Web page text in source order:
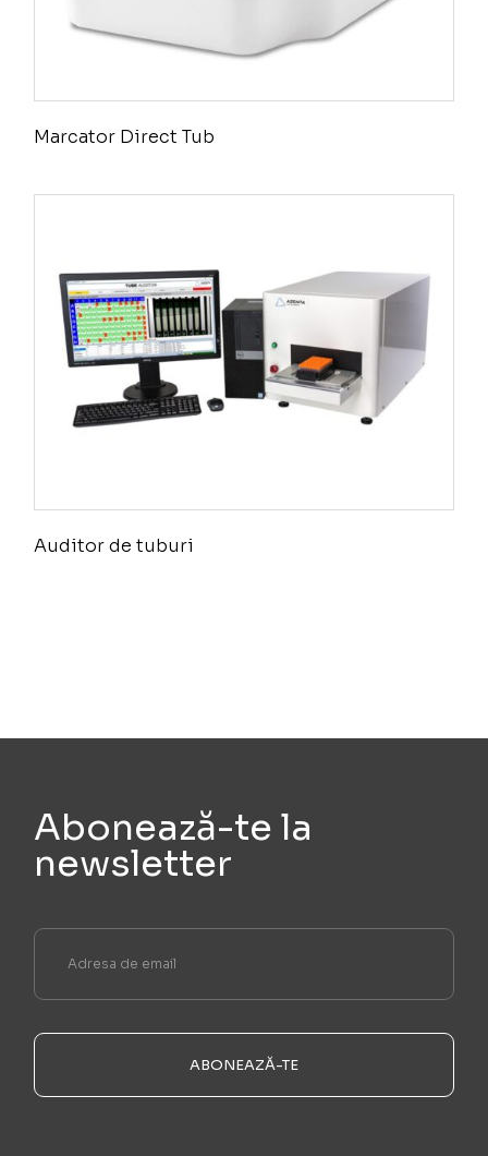
Marcator Direct Tub
Auditor de tuburi
Abonează-te la
newsletter
ABONEAZĂ-TE